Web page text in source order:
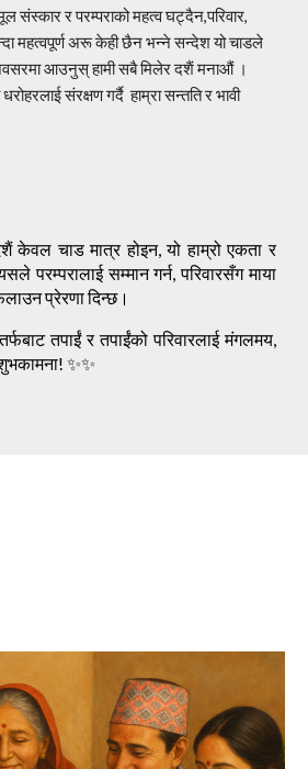
संस्कार र परम्पराको महत्व घट्दैन,परिवार,
महत्वपूर्ण अरू केही छैन भन्ने सन्देश यो चाडले
अवसरमा आउनुस् हामी सबै मिलेर दशैं मनाऔं ।
संरक्षण गर्दै हाम्रा सन्तति र भावी
केवल चाड मात्र होइन, यो हाम्रो एकता र
परम्परालाई सम्मान गर्न, परिवारसँग माया
प्रेरणा दिन्छ।
तपाईं र तपाईंको परिवारलाई मंगलमय,
✨✨